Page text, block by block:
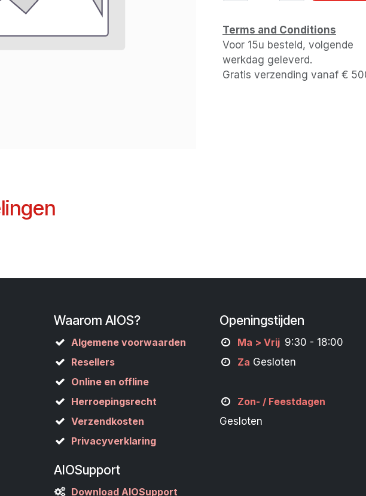
Terms and Conditions
Voor 15u besteld, volgende
werkdag geleverd.
Gratis verzending vanaf €
Waarom AIOS?
Algemene voorwaarden
Resellers
Online en offline
Herroepingsrecht
Verzendkosten
Privacyverklaring
Openingstijden
Ma > Vrij 9:30 - 18:00
Za Gesloten
Zon- / Feestdagen
Gesloten
AIOSupport
Download AIOSupport